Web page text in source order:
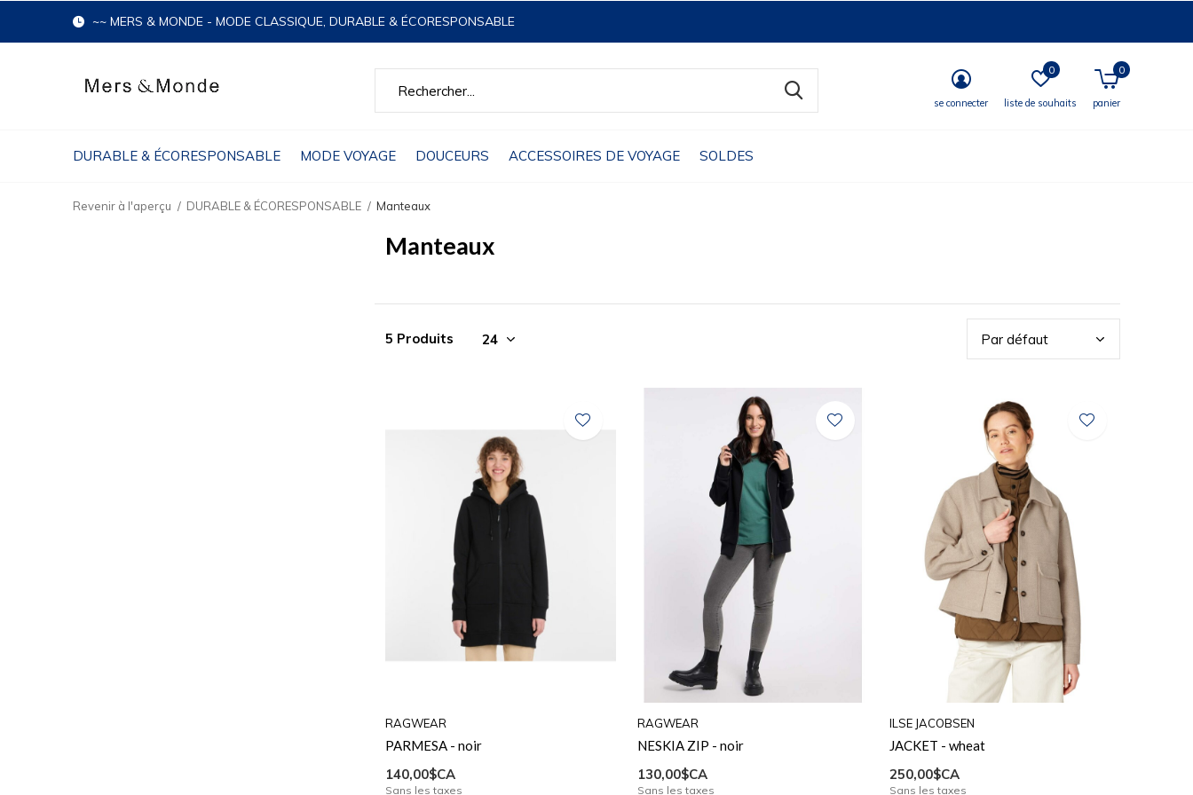
DURABLE & ÉCORESPONSABLE MODE VOYAGE DOUCEURS ACCESSOIRES DE VOYAGE SOLDES
se connecter liste de souhaits
0
panier
0
~~ MERS & MONDE - MODE CLASSIQUE, DURABLE & ÉCORESPONSABLE
Revenir à l'aperçu DURABLE & ÉCORESPONSABLE Manteaux
Manteaux
5 Produits
RAGWEAR
PARMESA - noir
140,00$CA
Sans les taxes
RAGWEAR
NESKIA ZIP - noir
130,00$CA
Sans les taxes
ILSE JACOBSEN
JACKET - wheat
250,00$CA
Sans les taxes